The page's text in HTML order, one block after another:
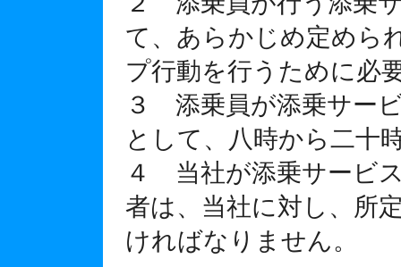
て、あらかじめ定めら
プ行動を行うために必
３ 添乗員が添乗サー
として、八時から二十
４ 当社が添乗サービ
者は、当社に対し、所
ければなりません。